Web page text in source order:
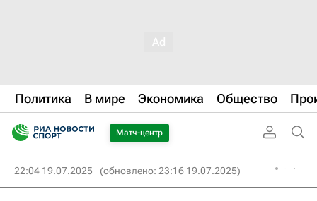
Политика В мире Экономика Общество
Матч-центр
22:04 19.07.2025 (обновлено: 23:16 19.07.2025)